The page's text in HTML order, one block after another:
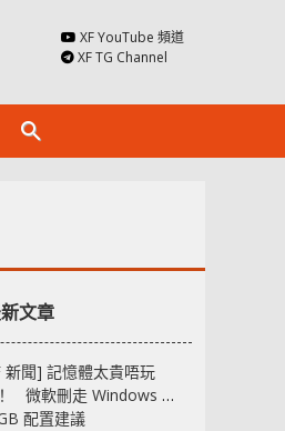
XF YouTube 頻道
XF TG Channel
search
文章
新聞] 記憶體太貴唔玩
微軟刪走 Windows 11
配置建議